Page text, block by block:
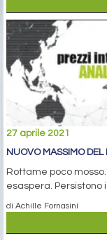
27 aprile 2021
NUOVO MASSIMO
Rottame poco
esaspera. Persistono
di Achille Fornasini